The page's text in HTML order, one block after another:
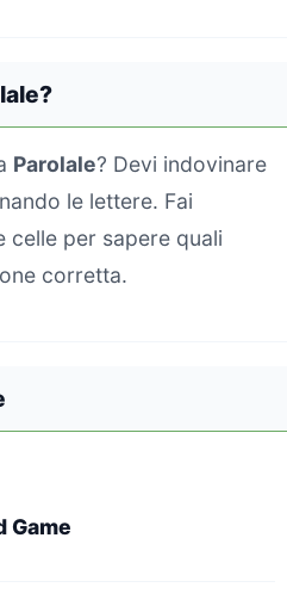
Parolale? Devi indovinare
le lettere. Fai
celle per sapere quali
corretta.
Game